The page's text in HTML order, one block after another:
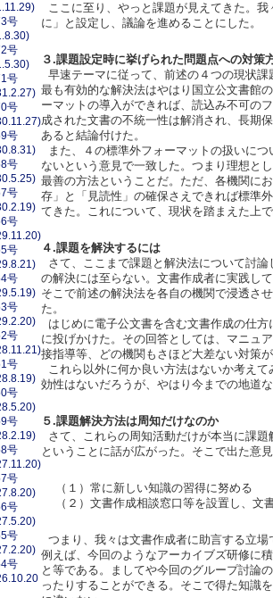
ここに至り、やっと課題が見えてきた。
に」と設定し、議論を進めることにした。
３.課題設定時に挙げられた問題点への対策
早速テーマに従って、前述の４つの現状
最も有効的な解決法はやはり国立公文書館
ーマットの導入ができれば、読込み不可の
成された文書の不統一性は解消され、長期
あると結論付けた。
また、４の標準外フォーマットの扱いに
ないという意見で一致した。つまり理想と
最善の方法ということだ。ただ、各機関に
存」と「見読性」の確保さえできれば標準
てきた。これについて、現状を踏まえた上
４.課題を解決するには
さて、ここまで課題と解決法について討
の解決には至らない。文書作成者に実践し
そこで前述の解決法を各自の機関で浸透さ
た。
はじめに電子公文書を含む文書作成の仕
に投げかけた。その回答としては、マニュ
接指導等、どの機関もさほど大差ない対策
これら以外に何か良い方法はないか考え
効性はないだろうが、やはり今までの地道
５.課題解決方法は周知だけなのか
さて、これらの周知活動だけが本当に課
ということに話が広がった。そこで出た意
（１）常に新しい知識の習得に努める
（２）文書作成相談窓口等を設置し、文
つまり、我々は文書作成者に助言する立
例えば、今回のようなアーカイブズ研修に
と等である。ましてや今回のグループ討論
ったりすることができる。そこで得た知識
号
号
号
号
号
号
号
号
号
号
号
号
号
号
号
号
号
号
号
号